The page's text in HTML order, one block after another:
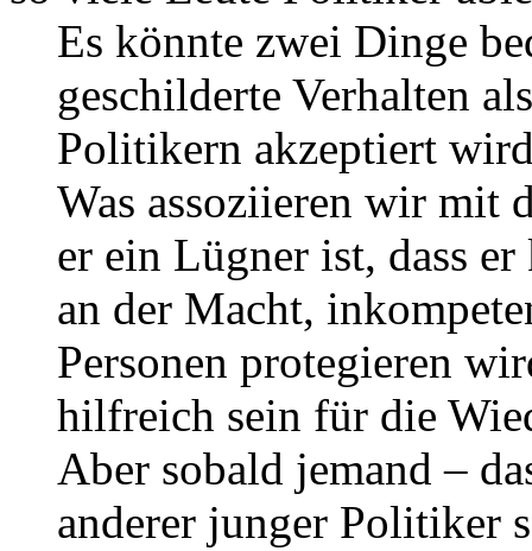
Es könnte zwei Dinge
geschilderte Verhalten
Politikern akzeptiert
Was assoziieren wir mit
er ein Lügner ist, dass
an der Macht,
Personen protegieren
hilfreich sein für die
Aber sobald jemand –
anderer junger Politiker